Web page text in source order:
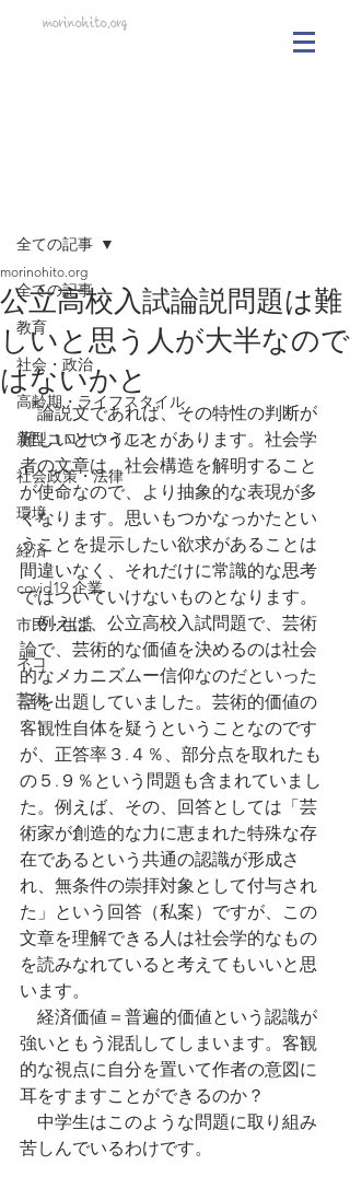
morinohito.org
全ての記事
教育
社会・政治
高齢期・ライフスタイル
新型コロナウイルス
社会政策・法律
環境
経済
covid19 企業
市民・生活
ネコ
芸術
全ての記事
公立高校入試論説問題は難
しいと思う人が大半なので
はないかと
morinohito.org
論説文であれば、その特性の判断が
難しいということがあります。社会学
者の文章は、社会構造を解明すること
が使命なので、より抽象的な表現が多
くなります。思いもつかなっかたとい
うことを提示したい欲求があることは
間違いなく、それだけに常識的な思考
ではついていけないものとなります。
例えば、公立高校入試問題で、芸術
論で、芸術的な価値を決めるのは社会
的なメカニズムー信仰なのだといった
話を出題していました。芸術的価値の
客観性自体を疑うということなのです
が、正答率３.４％、部分点を取れたも
の５.９％という問題も含まれていまし
た。例えば、その、回答としては「芸
術家が創造的な力に恵まれた特殊な存
在であるという共通の認識が形成さ
れ、無条件の崇拝対象として付与され
た」という回答（私案）ですが、この
文章を理解できる人は社会学的なもの
を読みなれていると考えてもいいと思
います。
経済価値＝普遍的価値という認識が
強いともう混乱してしまいます。客観
的な視点に自分を置いて作者の意図に
耳をすますことができるのか？
中学生はこのような問題に取り組み
苦しんでいるわけです。